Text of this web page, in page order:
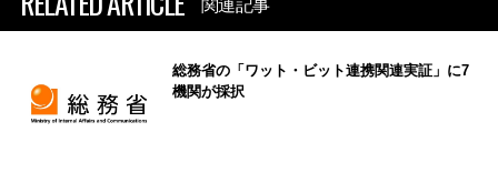
関連記事
総務省の「ワット・ビット連携関連実証」に7
機関が採択